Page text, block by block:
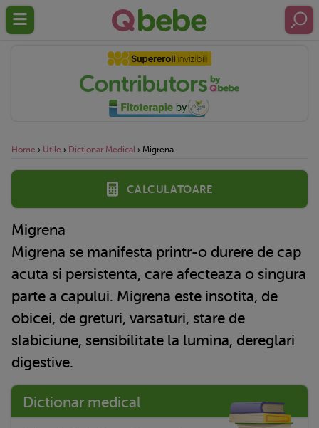
Home › Utile › Dictionar Medical › Migrena
Calculatoare
Migrena
Migrena se manifesta printr-o durere de cap
acuta si persistenta, care afecteaza o singura
parte a capului. Migrena este insotita, de
obicei, de greturi, varsaturi, stare de
slabiciune, sensibilitate la lumina, dereglari
digestive.
Dictionar medical